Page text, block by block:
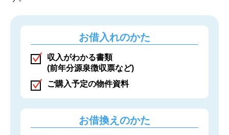
お借入れのかた
収入がわかる書類
(前年分源泉徴収票など)
ご購入予定の物件資料
お借換えのかた